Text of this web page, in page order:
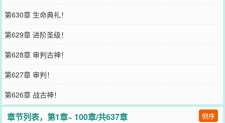
第630章 生命典礼！
第629章 进阶圣级！
第628章 审判古神！
第627章 审判！
第626章 战古神！
章节列表，第1章~ 100章/共637章 倒序